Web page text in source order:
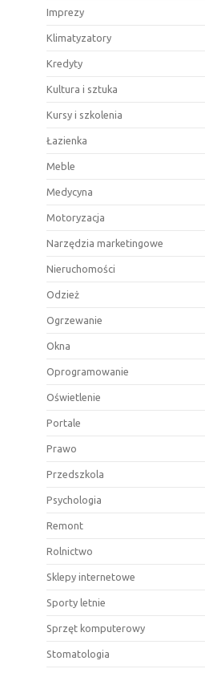
Imprezy
Klimatyzatory
Kredyty
Kultura i sztuka
Kursy i szkolenia
Łazienka
Meble
Medycyna
Motoryzacja
Narzędzia marketingowe
Nieruchomości
Odzież
Ogrzewanie
Okna
Oprogramowanie
Oświetlenie
Portale
Prawo
Przedszkola
Psychologia
Remont
Rolnictwo
Sklepy internetowe
Sporty letnie
Sprzęt komputerowy
Stomatologia